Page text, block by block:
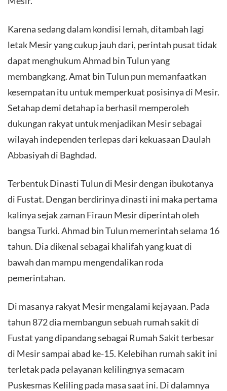
Karena sedang dalam kondisi lemah, ditambah lagi
letak Mesir yang cukup jauh dari, perintah pusat tidak
dapat menghukum Ahmad bin Tulun yang
membangkang. Amat bin Tulun pun memanfaatkan
kesempatan itu untuk memperkuat posisinya di Mesir.
Setahap demi detahap ia berhasil memperoleh
dukungan rakyat untuk menjadikan Mesir sebagai
wilayah independen terlepas dari kekuasaan Daulah
Abbasiyah di Baghdad.
Terbentuk Dinasti Tulun di Mesir dengan ibukotanya
di Fustat. Dengan berdirinya dinasti ini maka pertama
kalinya sejak zaman Firaun Mesir diperintah oleh
bangsa Turki. Ahmad bin Tulun memerintah selama 16
tahun. Dia dikenal sebagai khalifah yang kuat di
bawah dan mampu mengendalikan roda
pemerintahan.
Di masanya rakyat Mesir mengalami kejayaan. Pada
tahun 872 dia membangun sebuah rumah sakit di
Fustat yang dipandang sebagai Rumah Sakit terbesar
di Mesir sampai abad ke-15. Kelebihan rumah sakit ini
terletak pada pelayanan kelilingnya semacam
Puskesmas Keliling pada masa saat ini. Di dalamnya